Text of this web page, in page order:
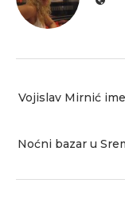
Vojislav Mirnić
Noćni bazar u